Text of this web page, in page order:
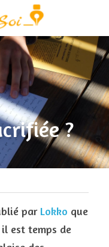
?
par Lokko que
il est temps de
BOUTIQUE